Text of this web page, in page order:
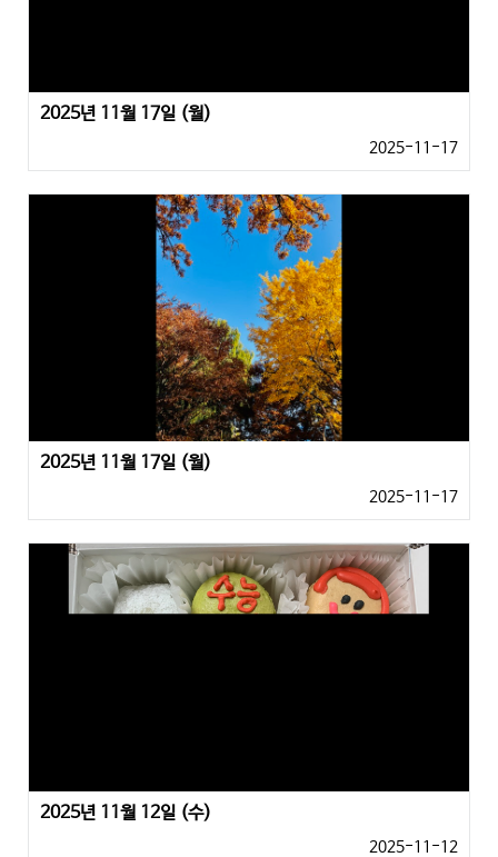
2025년 11월 17일 (월)
2025-11-17
2025년 11월 17일 (월)
2025-11-17
2025년 11월 12일 (수)
2025-11-12